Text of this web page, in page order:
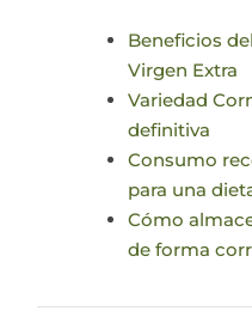
Beneficios
Virgen Extra
Variedad
definitiva
Consumo
para una
Cómo
de forma